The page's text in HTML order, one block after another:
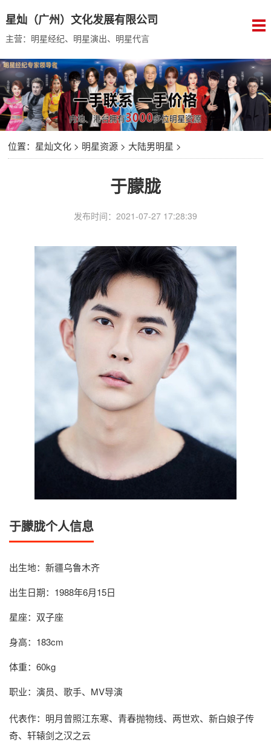
星灿（广州）文化发展有限公司
主营：明星经纪、明星演出、明星代言
位置： 星灿文化> 明星资源> 大陆男明星 >
于朦胧
发布时间：2021-07-27 17:28:39
于朦胧个人信息
出生地：新疆乌鲁木齐
出生日期：1988年6月15日
星座：双子座
身高：183cm
体重：60kg
职业：演员、歌手、MV导演
代表作：明月曾照江东寒、青春抛物线、两世欢、新白娘子传
奇、轩辕剑之汉之云